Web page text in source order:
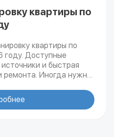
квартиры по
квартиры по
году. Доступные
и быстрая
ремонта. Иногда нужно
покупке жилья,
для уточнения